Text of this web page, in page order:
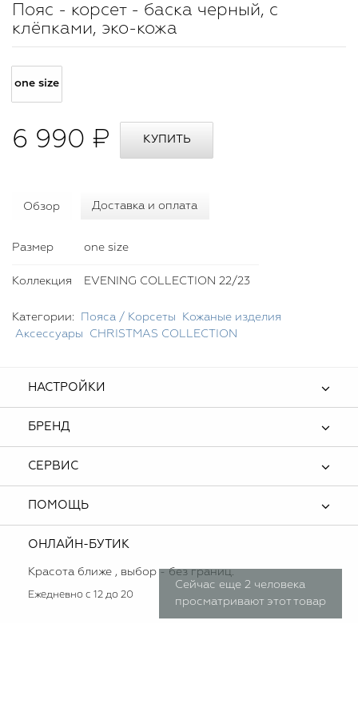
Пояс - корсет - баска черный, с
клёпками, эко-кожа
one size
6 990 ₽
Сейчас еще 2 человека
просматривают этот товар
Обзор Доставка и оплата
Размер one size
Коллекция EVENING COLLECTION 22/23
Категории: Пояса / Корсеты
Кожаные изделия
Аксессуары
CHRISTMAS COLLECTION
НАСТРОЙКИ
БРЕНД
СЕРВИС
ПОМОЩЬ
ОНЛАЙН-БУТИК
Красота ближе , выбор - без границ.
Ежедневно с 12 до 20